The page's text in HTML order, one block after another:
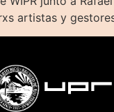
artistas y